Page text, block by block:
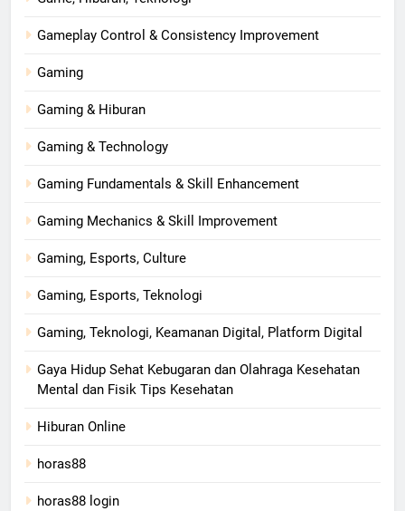
Gameplay Control & Consistency Improvement
Gaming
Gaming & Hiburan
Gaming & Technology
Gaming Fundamentals & Skill Enhancement
Gaming Mechanics & Skill Improvement
Gaming, Esports, Culture
Gaming, Esports, Teknologi
Gaming, Teknologi, Keamanan Digital, Platform Digital
Gaya Hidup Sehat Kebugaran dan Olahraga Kesehatan
Mental dan Fisik Tips Kesehatan
Hiburan Online
horas88
horas88 login